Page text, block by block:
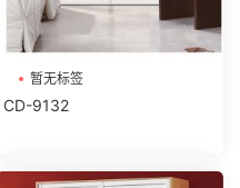
暂无标签
CD-9132